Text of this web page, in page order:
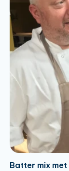
Batter mix